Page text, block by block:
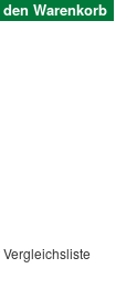
Warenkorb